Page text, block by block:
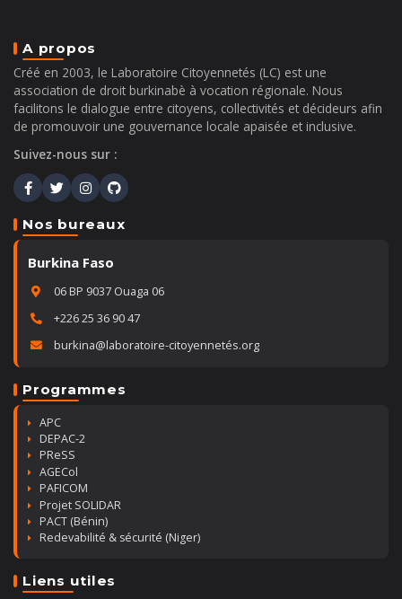
A propos
Créé en 2003, le Laboratoire Citoyennetés (LC) est une
association de droit burkinabè à vocation régionale. Nous
facilitons le dialogue entre citoyens, collectivités et décideurs afin
de promouvoir une gouvernance locale apaisée et inclusive.
Suivez-nous sur :
Nos bureaux
Burkina Faso
06 BP 9037 Ouaga 06
+226 25 36 90 47
burkina@laboratoire-citoyennetés.org
Programmes
APC
DEPAC-2
PReSS
AGECol
PAFICOM
Projet SOLIDAR
PACT (Bénin)
Redevabilité & sécurité (Niger)
Liens utiles